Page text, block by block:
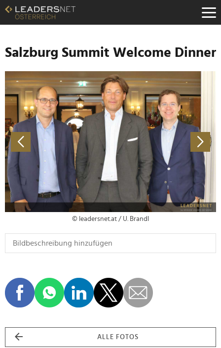
Zum
Inhalt
Zur
Navigation
Zur
Hauptnavigation
Salzburg Summit Welcome Dinner
© leadersnet.at / U. Brandl
ALLE FOTOS